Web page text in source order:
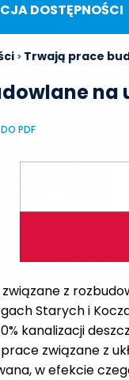
DOSTĘPNOŚCI
> Trwają prace
na
PDF
z
Starych i
kanalizacji
związane z
w efekcie